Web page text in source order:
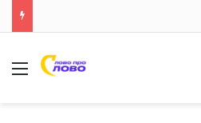
Меню